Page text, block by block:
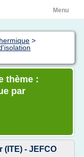
Menu
>
thème :
par
- JEFCO